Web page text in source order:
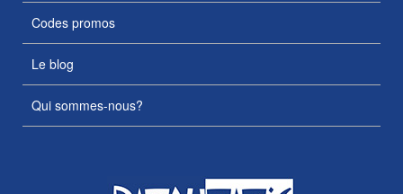
Codes promos
Le blog
Qui sommes-nous?